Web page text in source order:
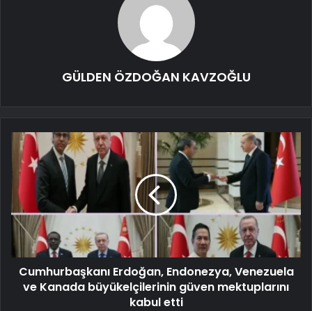
GÜLDEN ÖZDOĞAN KAVZOĞLU
Cumhurbaşkanı Erdoğan, Endonezya, Venezuela
ve Kanada büyükelçilerinin güven mektuplarını
kabul etti